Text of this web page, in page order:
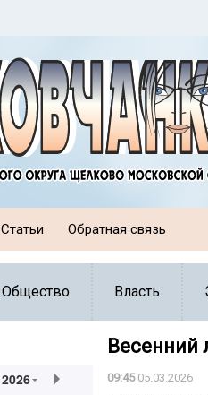
Статьи Обратная связь
Общество Власть
2026
Весенний
09:4505.03.2026